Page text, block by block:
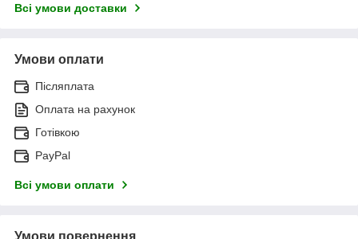
Всі умови доставки
Умови оплати
Післяплата
Оплата на рахунок
Готівкою
PayPal
Всі умови оплати
Умови повернення